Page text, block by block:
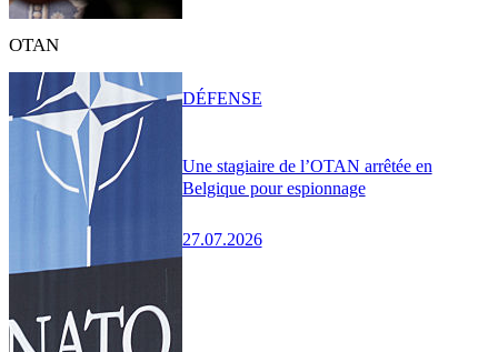
OTAN
Une stagiaire de l’OTAN arrêtée en
Belgique pour espionnage
27.07.2026
DÉFENSE